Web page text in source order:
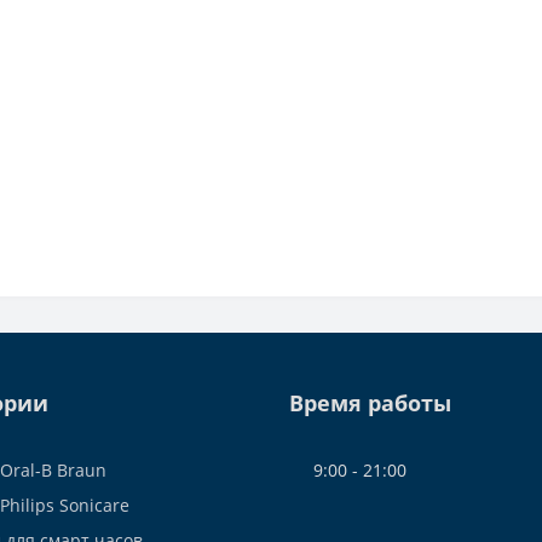
B Braun
Sonicare
Время работы
9:00 - 21:00